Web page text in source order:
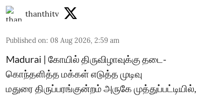
thanthitv
Published on: 08 Aug 2026, 2:59 am
Madurai | கோயில் திருவிழாவுக்கு தடை-
கொந்தளித்த மக்கள் எடுத்த முடிவு
மதுரை திருப்பரங்குன்றம் அருகே முத்துப்பட்டியில்,